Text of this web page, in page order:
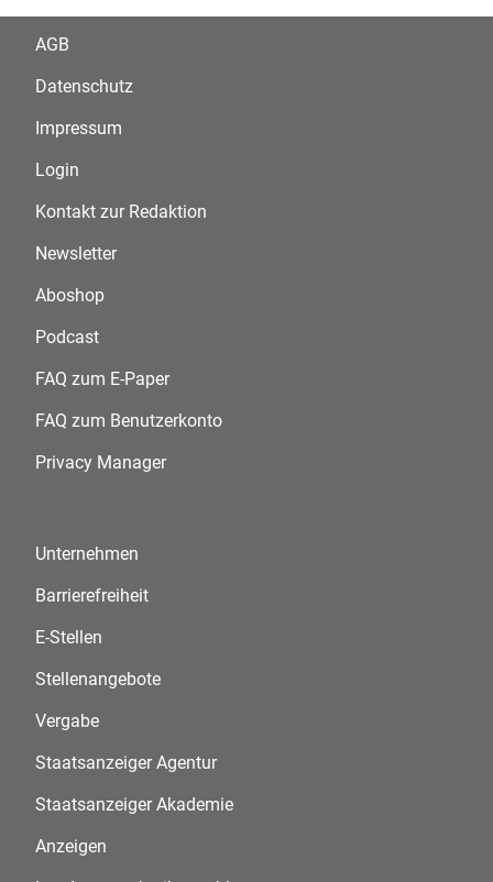
AGB
Datenschutz
Impressum
Login
Kontakt zur Redaktion
Newsletter
Aboshop
Podcast
FAQ zum E-Paper
FAQ zum Benutzerkonto
Privacy Manager
Unternehmen
Barrierefreiheit
E-Stellen
Stellenangebote
Vergabe
Staatsanzeiger Agentur
Staatsanzeiger Akademie
Anzeigen